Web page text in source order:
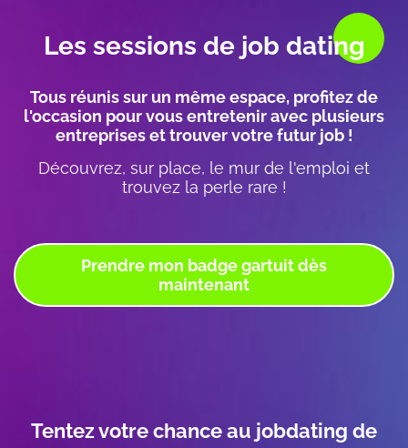
BodyLes sessions de job dating
Tous réunis sur un même espace, profitez de
l'occasion pour vous entretenir avec plusieurs
entreprises et trouver votre futur job !
Découvrez, sur place, le mur de l'emploi et
trouvez la perle rare !
Prendre mon badge gartuit dès
maintenant
Modules
WYSIWYG
Tentez votre chance au jobdating de